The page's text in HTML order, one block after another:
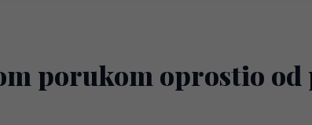
porukom oprostio